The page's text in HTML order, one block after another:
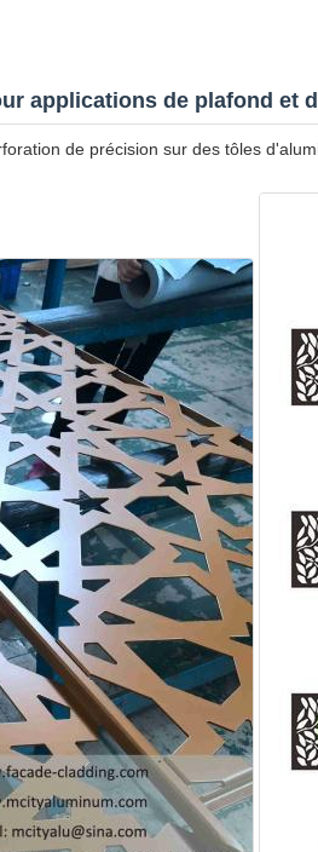
applications de plafond et
de précision sur des tôles